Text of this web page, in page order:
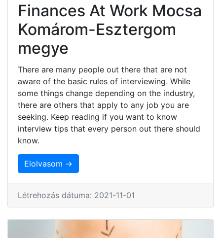
Finances At Work Mocsa
Komárom-Esztergom
megye
There are many people out there that are not
aware of the basic rules of interviewing. While
some things change depending on the industry,
there are others that apply to any job you are
seeking. Keep reading if you want to know
interview tips that every person out there should
know.
Elolvasom →
Létrehozás dátuma: 2021-11-01